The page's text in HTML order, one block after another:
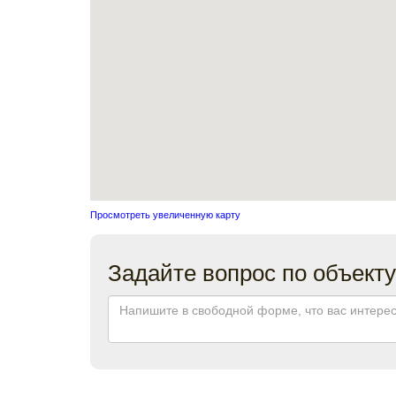
Просмотреть увеличенную карту
Задайте вопрос по